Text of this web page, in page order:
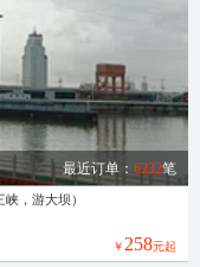
最近订单： 6232笔
，游大坝）
￥ 258元起